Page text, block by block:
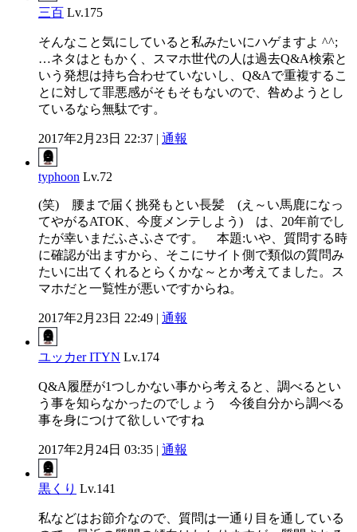
三百 Lv.175
そんなこと気にしていると私みたいにハゲますよ ^^;
…ネタはともかく、スマホ世代の人は過去Q&A検索と
いう発想は持ち合わせていないし、Q&Aで重複するこ
とに対して罪悪感がそもそもないので、咎めようとし
ているなら無駄です。
2017年2月23日 22:37 | 通報
typhoon Lv.72
(笑) 腰まで届く挑発もとい長髪 (え～い馬鹿になっ
てやがるATOK、今度メンテしよう) は、20年前でし
たが幸いまだふさふさです。 本題:いや、質問する時
に確認が出ますから、そこにサイト側で類似の質問み
たいに出てくれるとらくかな～とか考えてました。ス
マホだと一覧性が悪いですからね。
2017年2月23日 22:49 | 通報
ユッカer ITYN Lv.174
Q&A履歴が1つしかない事から考えると、調べるとい
う事を知らなかったのでしょう 今後自分から調べる
事を身につけて欲しいですね
2017年2月24日 03:35 | 通報
黒くり Lv.141
私などはお節介なので、質問は一通り目を通している